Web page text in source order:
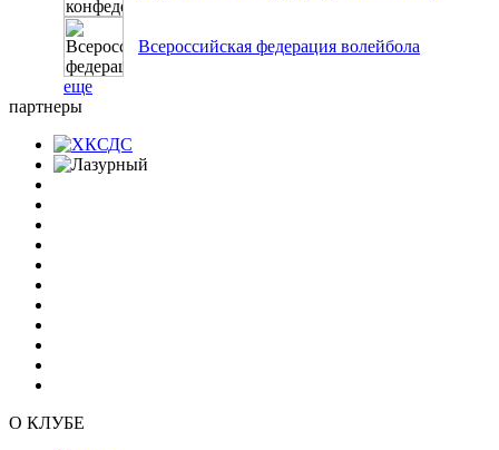
Всероссийская федерация волейбола
еще
партнеры
О КЛУБЕ